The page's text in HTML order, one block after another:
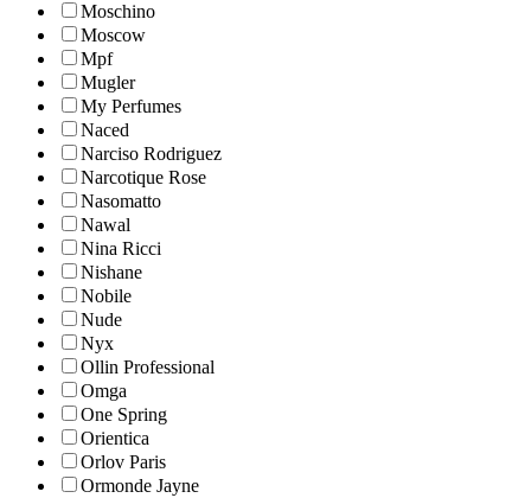
Moschino
Moscow
Mpf
Mugler
My Perfumes
Naced
Narciso Rodriguez
Narcotique Rose
Nasomatto
Nawal
Nina Ricci
Nishane
Nobile
Nude
Nyx
Ollin Professional
Omga
One Spring
Orientica
Orlov Paris
Ormonde Jayne